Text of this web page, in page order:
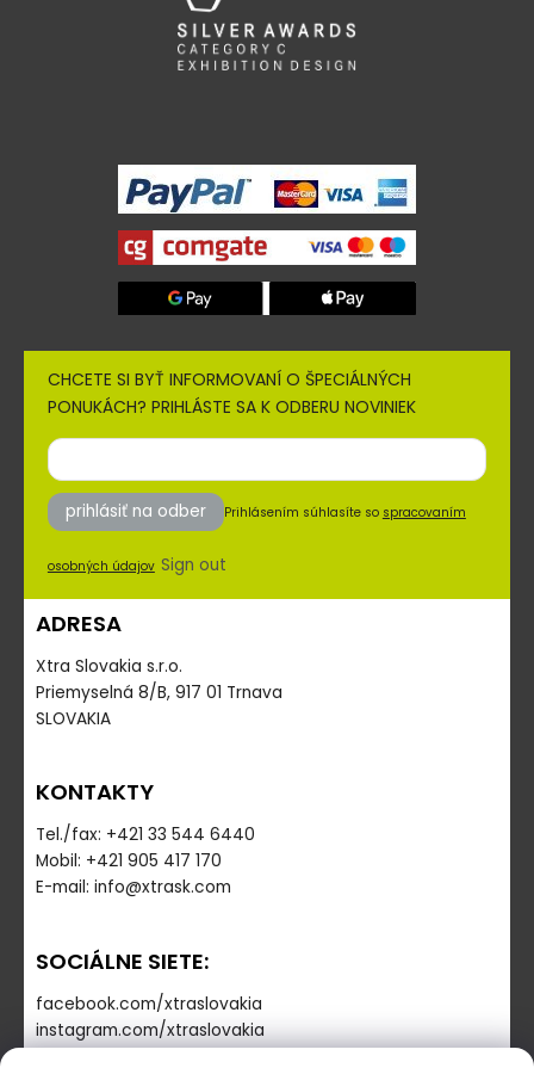
CHCETE SI BYŤ INFORMOVANÍ O ŠPECIÁLNÝCH
PONUKÁCH? PRIHLÁSTE SA K ODBERU NOVINIEK
prihlásiť na odber Prihlásením súhlasíte so spracovaním
osobných údajov Sign out
ADRESA
Xtra Slovakia s.r.o.
Priemyselná 8/B, 917 01 Trnava
SLOVAKIA
KONTAKTY
Tel./fax: +421 33 544 6440
Mobil: +421 905 417 170
E-mail: info@xtrask.com
SOCIÁLNE SIETE:
facebook.com/xtraslovakia
instagram.com/xtraslovakia